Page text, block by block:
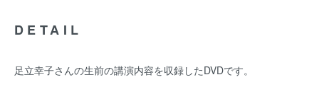
DETAIL
足立幸子さんの生前の講演内容を収録したDVDです。